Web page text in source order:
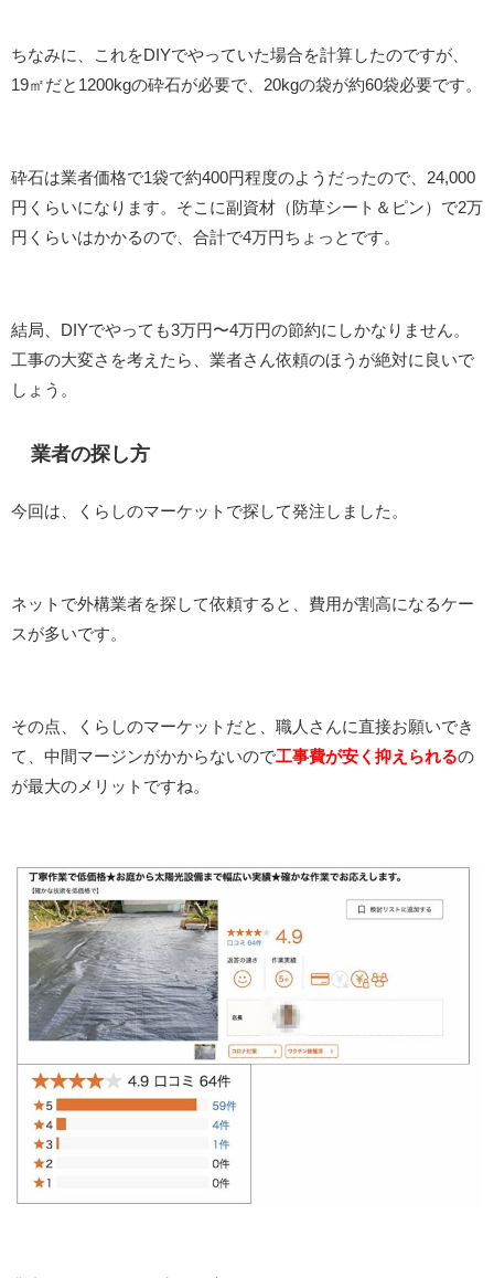
ちなみに、これをDIYでやっていた場合を計算したのですが、
19㎡だと1200kgの砕石が必要で、20kgの袋が約60袋必要です。
砕石は業者価格で1袋で約400円程度のようだったので、24,000
円くらいになります。そこに副資材（防草シート＆ピン）で2万
円くらいはかかるので、合計で4万円ちょっとです。
結局、DIYでやっても3万円〜4万円の節約にしかなりません。
工事の大変さを考えたら、業者さん依頼のほうが絶対に良いで
しょう。
業者の探し方
今回は、くらしのマーケットで探して発注しました。
ネットで外構業者を探して依頼すると、費用が割高になるケー
スが多いです。
その点、くらしのマーケットだと、職人さんに直接お願いでき
て、中間マージンがかからないので工事費が安く抑えられるの
が最大のメリットですね。